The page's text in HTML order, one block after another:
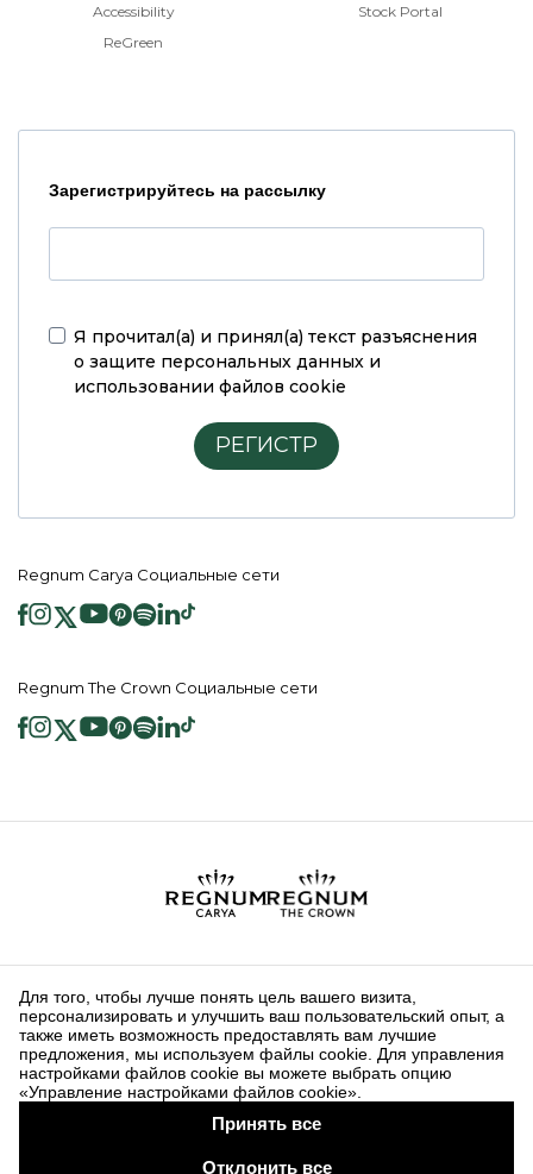
Accessibility
ReGreen
Stock Portal
Зарегистрируйтесь на рассылку
Я прочитал(а) и принял(а) текст разъяснения
о защите персональных данных и
использовании файлов cookie
РЕГИСТР
Regnum Carya Социальные сети
Regnum The Crown Социальные сети
2026 ® Regnum Hotels. Все права защищены.
Политика в отношении
файлов cookie
Главная
страница
Информационные
Общественные Услуги